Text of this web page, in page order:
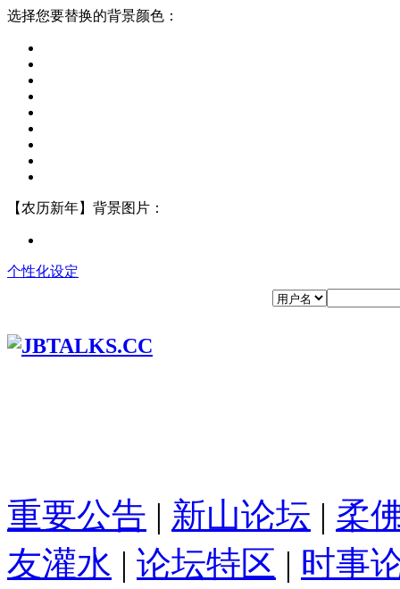
选择您要替换的背景颜色：
【农历新年】背景图片：
个性化设定
重要公告 | 新山论坛 | 柔
友灌水 | 论坛特区 | 时事